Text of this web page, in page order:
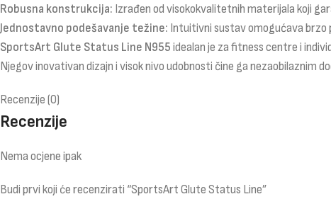
Robusna konstrukcija: Izrađen od visokokvalitetnih materijala koji
Jednostavno podešavanje težine: Intuitivni sustav omogućava brzo
SportsArt Glute Status Line N955 idealan je za fitness centre i
Njegov inovativan dizajn i visok nivo udobnosti čine ga nezaobilaznim
Recenzije (0)
Recenzije
Nema ocjene ipak
Budi prvi koji će recenzirati “SportsArt Glute Status Line”